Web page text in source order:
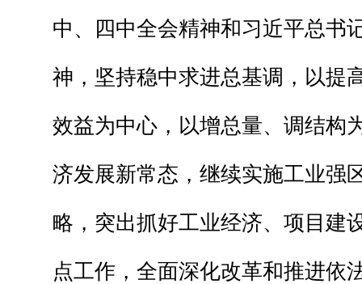
中、四中全会精神和习近平总书
神，坚持稳中求进总基调，以提
效益为中心，以增总量、调结构
济发展新常态，继续实施工业强
略，突出抓好工业经济、项目建
点工作，全面深化改革和推进依